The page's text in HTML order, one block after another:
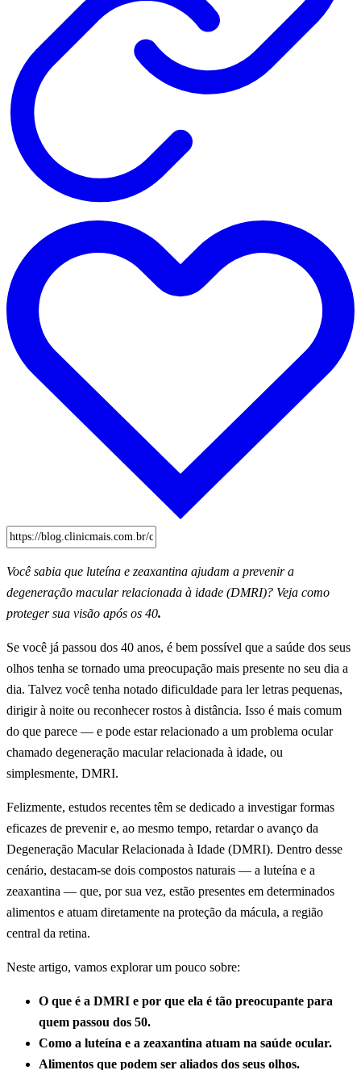
Você sabia que luteína e zeaxantina ajudam a prevenir a
degeneração macular relacionada à idade (DMRI)? Veja como
proteger sua visão após os 40.
Se você já passou dos 40 anos, é bem possível que a saúde dos seus
olhos tenha se tornado uma preocupação mais presente no seu dia a
dia. Talvez você tenha notado dificuldade para ler letras pequenas,
dirigir à noite ou reconhecer rostos à distância. Isso é mais comum
do que parece — e pode estar relacionado a um problema ocular
chamado degeneração macular relacionada à idade, ou
simplesmente, DMRI.
Felizmente, estudos recentes têm se dedicado a investigar formas
eficazes de prevenir e, ao mesmo tempo, retardar o avanço da
Degeneração Macular Relacionada à Idade (DMRI). Dentro desse
cenário, destacam-se dois compostos naturais — a luteína e a
zeaxantina — que, por sua vez, estão presentes em determinados
alimentos e atuam diretamente na proteção da mácula, a região
central da retina.
Neste artigo, vamos explorar um pouco sobre:
O que é a DMRI e por que ela é tão preocupante para
quem passou dos 50.
Como a luteína e a zeaxantina atuam na saúde ocular.
Alimentos que podem ser aliados dos seus olhos.